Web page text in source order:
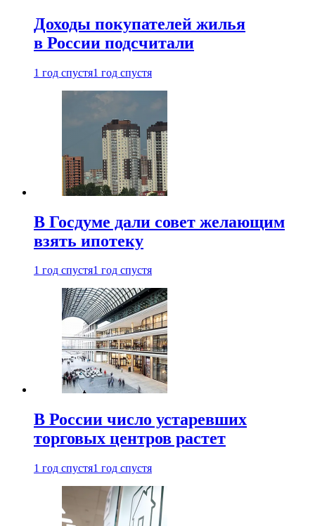
Доходы покупателей жилья
в России подсчитали
1 год спустя1 год спустя
В Госдуме дали совет желающим
взять ипотеку
1 год спустя1 год спустя
В России число устаревших
торговых центров растет
1 год спустя1 год спустя